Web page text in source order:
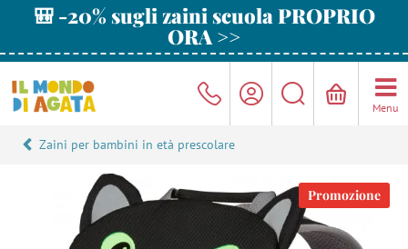
🎒 -20% sugli zaini scuola PROPRIO
ORA >>
Menu
Zaini per bambini in età prescolare
Promozione